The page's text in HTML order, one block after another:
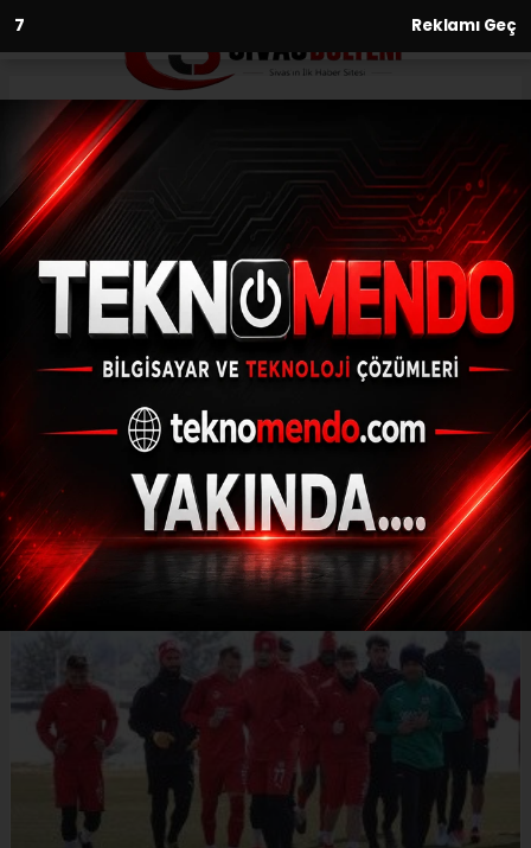
6 Reklamı Geç
Anasayfa
Sivasspor’da Göztepe maçı
öncesi 3 eksik!
19.03.2021 - 09:23, Güncelleme: 19.03.2021 - 09:23
DG Sivasspor, yarın deplasmanda
oynayacağı Göztepe karşısına sakatlıkları
bulunan 3 oyuncusundan yoksun çıkacak.
ABONE OL